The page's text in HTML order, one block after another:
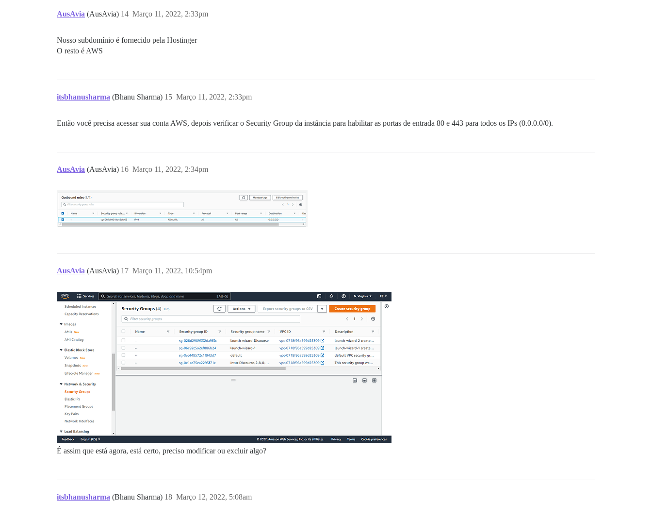
AusAvia (AusAvia) Março 11, 2022, 2:33pm
14
Nosso subdomínio é fornecido pela Hostinger
O resto é AWS
itsbhanusharma (Bhanu Sharma) Março 11, 2022, 2:33pm
15
Então você precisa acessar sua conta AWS, depois verificar o Security Group da instância para habilitar as portas de entrada 80 e 443 para todos os IPs (0.0.0.0/0).
AusAvia (AusAvia) Março 11, 2022, 2:34pm
16
AusAvia (AusAvia) Março 11, 2022, 10:54pm
17
É assim que está agora, está certo, preciso modificar ou excluir algo?
itsbhanusharma (Bhanu Sharma) Março 12, 2022, 5:08am
18